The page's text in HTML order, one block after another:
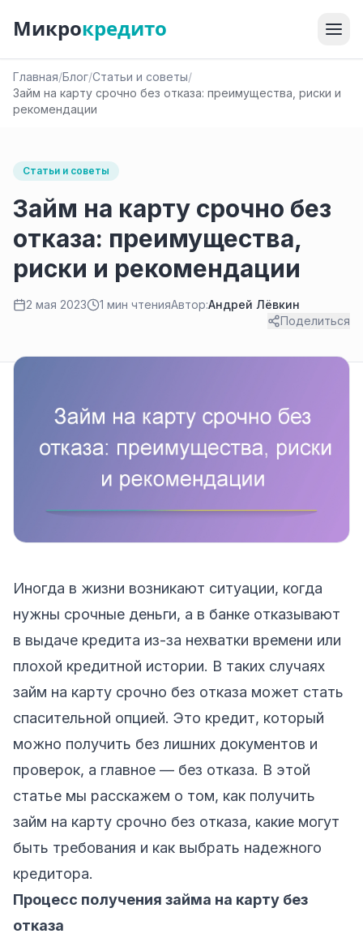
Микрокредито
Главная/Блог/Статьи и советы/
Займ на карту срочно без отказа: преимущества, риски и
рекомендации
Статьи и советы
Займ на карту срочно без
отказа: преимущества,
риски и рекомендации
2 мая 2023 1 мин чтенияАвтор:Андрей Лёвкин
Поделиться
Иногда в жизни возникают ситуации, когда
нужны срочные деньги, а в банке отказывают
в выдаче кредита из-за нехватки времени или
плохой кредитной истории. В таких случаях
займ на карту срочно без отказа может стать
спасительной опцией. Это кредит, который
можно получить без лишних документов и
проверок, а главное — без отказа. В этой
статье мы расскажем о том, как получить
займ на карту срочно без отказа, какие могут
быть требования и как выбрать надежного
кредитора.
Процесс получения займа на карту без
отказа